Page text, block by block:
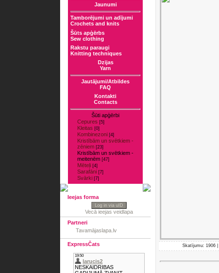
Jaunumi
Tamborējumi un adījumi
Crochets and knits
Šūts apģērbs
Sew clothing
Rakstu paraugi
Knitting techniques
Dzijas
Yarn
Jautājumi/Atbildes
FAQ
Kontakti
Contacts
Šūti apģērbi
Cepures [5]
Kleitas [0]
Kombinezoni [4]
Kristībām un svētkiem -
zēniem [23]
Kristībām un svētkiem -
meitenēm [47]
Mēteļi [4]
Sarafāni [7]
Svārki [7]
Ieejas forma
Log in via uID
Vecā ieejas veidlapa
Partneri
Tavamājaslapa.lv
ExpressČats Skatījumu: 1906